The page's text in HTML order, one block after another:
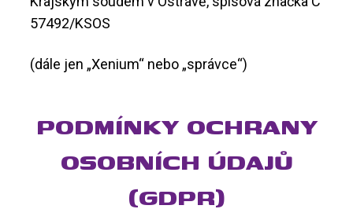
57492/KSOS
(dále jen „Xenium“ nebo „správce“)
PODMÍNKY OCHRANY
OSOBNÍCH ÚDAJŮ
(GDPR)